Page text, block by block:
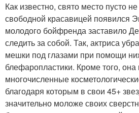
Как известно, свято место пусто
свободной красавицей появился
молодого бойфренда заставило
следить за собой. Так, актриса
мешки под глазами при помощи
блефаропластики. Кроме того,
многочисленные
благодаря которым в свои 45+
значительно моложе своих